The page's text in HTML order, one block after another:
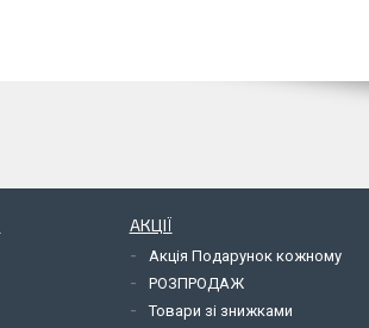
АКЦІЇ
Акція Подарунок кожному
РОЗПРОДАЖ
Товари зі знижками